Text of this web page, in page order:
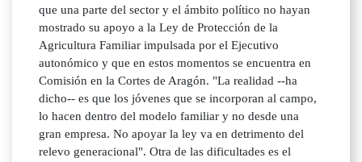
que una parte del sector y el ámbito político no hayan
mostrado su apoyo a la Ley de Protección de la
Agricultura Familiar impulsada por el Ejecutivo
autonómico y que en estos momentos se encuentra en
Comisión en la Cortes de Aragón. "La realidad --ha
dicho-- es que los jóvenes que se incorporan al campo,
lo hacen dentro del modelo familiar y no desde una
gran empresa. No apoyar la ley va en detrimento del
relevo generacional". Otra de las dificultades es el